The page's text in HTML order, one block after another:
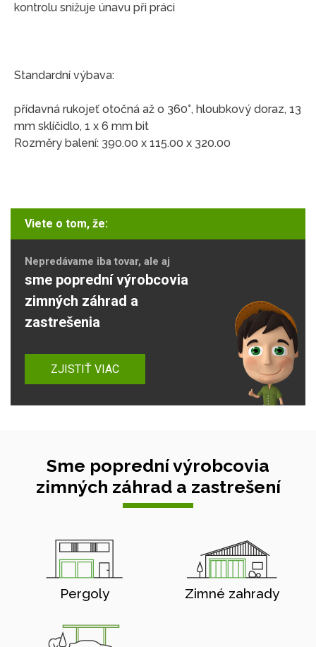
kontrolu snižuje únavu při práci
Standardní výbava:
přídavná rukojeť otočná až o 360°, hloubkový doraz, 13
mm sklíčidlo, 1 x 6 mm bit
Rozměry balení: 390.00 x 115.00 x 320.00
Viete o tom, že:
Nepredávame iba tovar, ale aj
sme poprední výrobcovia
zimných záhrad a
zastrešenia
ZJISTIŤ VIAC
Sme poprední výrobcovia
zimných záhrad a zastrešení
Pergoly Zimné zahrady